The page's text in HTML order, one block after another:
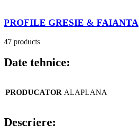
PROFILE GRESIE & FAIANTA
47 products
Date tehnice:
PRODUCATOR ALAPLANA
Descriere: